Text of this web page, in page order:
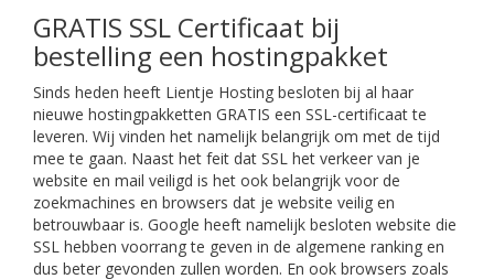
GRATIS SSL Certificaat bij
bestelling een hostingpakket
Sinds heden heeft Lientje Hosting besloten bij al haar
nieuwe hostingpakketten GRATIS een SSL-certificaat te
leveren. Wij vinden het namelijk belangrijk om met de tijd
mee te gaan. Naast het feit dat SSL het verkeer van je
website en mail veiligd is het ook belangrijk voor de
zoekmachines en browsers dat je website veilig en
betrouwbaar is. Google heeft namelijk besloten website die
SSL hebben voorrang te geven in de algemene ranking en
dus beter gevonden zullen worden. En ook browsers zoals